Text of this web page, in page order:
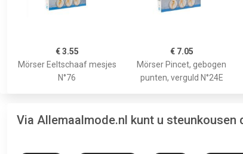
€ 3.55
Mörser Eeltschaaf mesjes
N°76
€ 7.05
Mörser Pincet, gebogen
punten, verguld N°24E
Via Allemaalmode.nl kunt u steunkousen